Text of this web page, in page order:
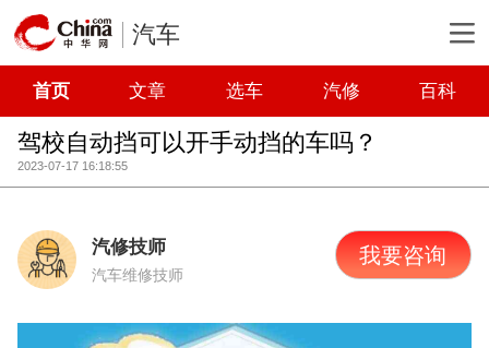
汽车
首页 文章 选车 汽修 百科
驾校自动挡可以开手动挡的车吗？
2023-07-17 16:18:55
汽修技师
汽车维修技师
我要咨询